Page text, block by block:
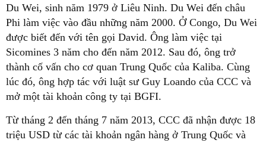
Du Wei, sinh năm 1979 ở Liêu Ninh. Du Wei đến châu
Phi làm việc vào đầu những năm 2000. Ở Congo, Du Wei
được biết đến với tên gọi David. Ông làm việc tại
Sicomines 3 năm cho đến năm 2012. Sau đó, ông trở
thành cố vấn cho cơ quan Trung Quốc của Kaliba. Cùng
lúc đó, ông hợp tác với luật sư Guy Loando của CCC và
mở một tài khoản công ty tại BGFI.
Từ tháng 2 đến tháng 7 năm 2013, CCC đã nhận được 18
triệu USD từ các tài khoản ngân hàng ở Trung Quốc và